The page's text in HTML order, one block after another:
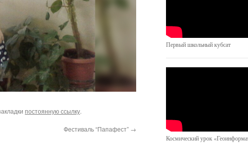
постоянную ссылку.
Фестиваль “Папафест” →
Первый школьный кубсат
Космический урок